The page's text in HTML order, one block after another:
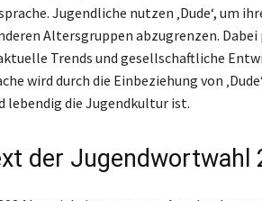
Jugendliche nutzen ‚Dude‘, um
Altersgruppen abzugrenzen. Dabei
Trends und gesellschaftliche
wird durch die Einbeziehung von
lebendig die Jugendkultur ist.
der Jugendwortwahl